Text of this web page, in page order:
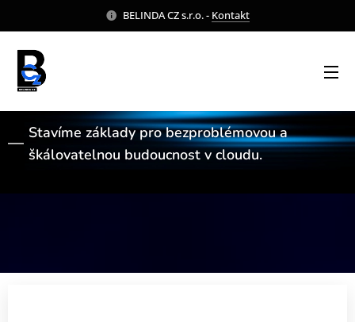
BELINDA CZ s.r.o. - Kontakt
Cloud Architecture
Stavíme základy pro bezproblémovou a
škálovatelnou budoucnost v cloudu.